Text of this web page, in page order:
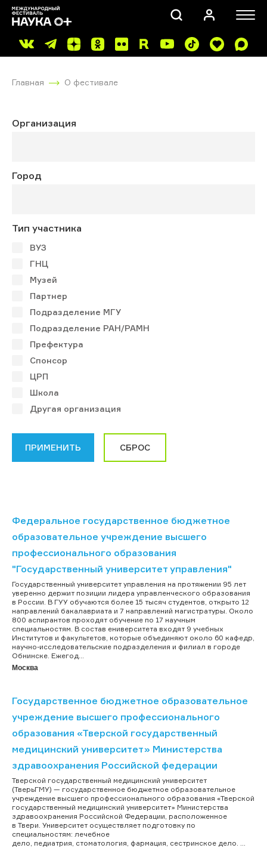
Главная О фестивале
Организация
Город
Тип участника
ВУЗ
ГНЦ
Музей
Партнер
Подразделение МГУ
Подразделение РАН/РАМН
Префектура
Спонсор
ЦРП
Школа
Другая организация
Федеральное государственное бюджетное
образовательное учреждение высшего
профессионального образования
"Государственный университет управления"
Государственный университет управления на протяжении 95 лет
уверенно держит позиции лидера управленческого образования
в России. В ГУУ обучаются более 15 тысяч студентов, открыто 12
направлений бакалавриата и 7 направлений магистратуры. Около
800 аспирантов проходят обучение по 17 научным
специальностям. В состав eниверситета входят 9 учебных
Институтов и факультетов, которые объединяют около 60 кафедр,
научно-исследовательские подразделения и филиал в городе
Обнинске. Ежегод...
Москва
Государственное бюджетное образовательное
учреждение высшего профессионального
образования «Тверской государственный
медицинский университет» Министерства
здравоохранения Российской федерации
Тверской государственный медицинский университет
(ТверьГМУ) — государственное бюджетное образовательное
учреждение высшего профессионального образования «Тверской
государственный медицинский университет» Министерства
здравоохранения Российской Федерации, расположенное
в Твери. Университет осуществляет подготовку по
специальностям: лечебное
дело, педиатрия, стоматология, фармация, сестринское дело. ...